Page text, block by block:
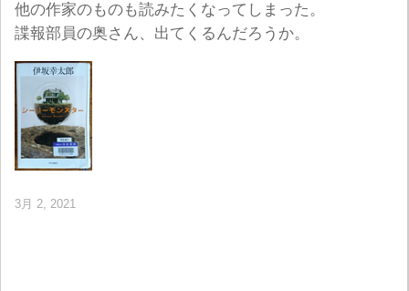
他の作家のものも読みたくなってしまった。
諜報部員の奥さん、出てくるんだろうか。
3月 2, 2021